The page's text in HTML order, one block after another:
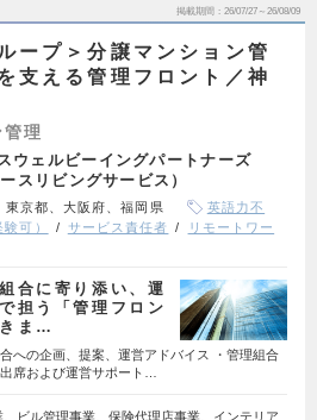
掲載期間 26/07/27～26/08/09
ープ＞分譲マンション管
支える管理フロント／神
理
ウェルビーイングパートナーズ
スリビングサービス）
東京都、大阪府、福岡県
英語力不
可） サービス責任者
リモートワー
合に寄り添い、運
担う「管理フロン
ま…
への企画、提案、運営アドバイス ・管理組合
席および運営サポート…
ビル管理事業、保険代理店事業、インテリア